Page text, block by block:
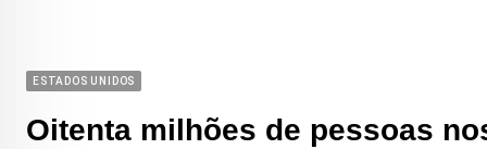
ESTADOS UNIDOS
Oitenta milhões de pessoas